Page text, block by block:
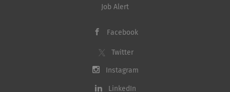
Job Alert
Facebook
Twitter
Instagram
LinkedIn